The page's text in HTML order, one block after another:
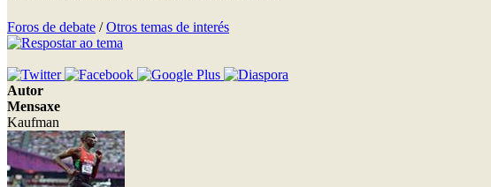
Foros de debate /Otros temas de interés
Autor
Mensaxe
Kaufman